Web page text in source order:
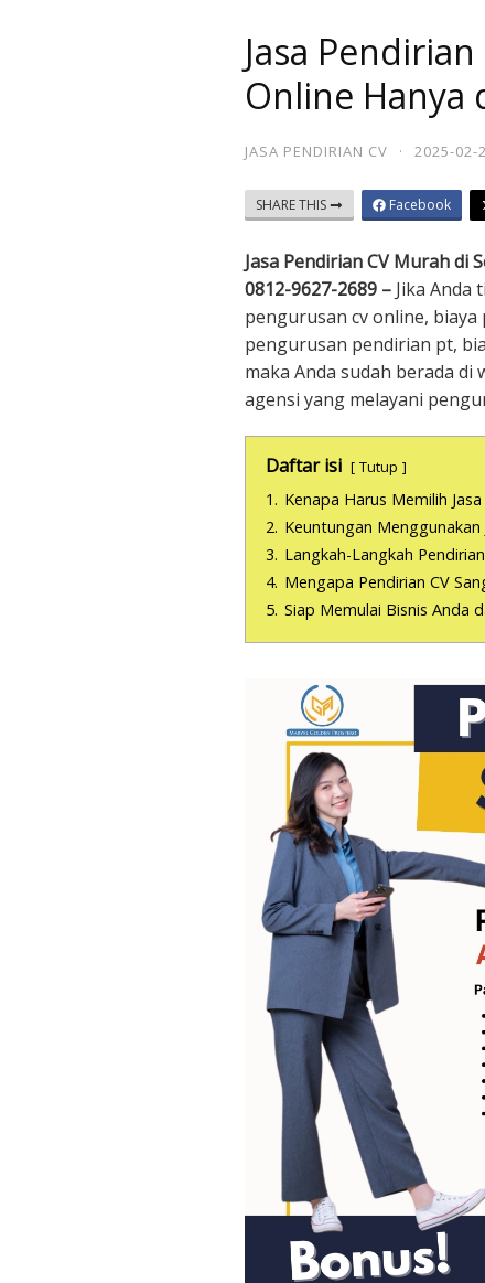
Jasa
Online Hanya
JASA PENDIRIAN CV · 2025-02-
SHARE THIS Facebook
Jasa Pendirian CV Murah di
0812-9627-2689 – Jika Anda
pengurusan cv online,
pengurusan pendirian pt,
maka Anda sudah berada
agensi yang melayani
Daftar isi Tutup
1. Kenapa Harus Memilih
2. Keuntungan Menggunakan
3. Langkah-Langkah
4. Mengapa Pendirian CV
5. Siap Memulai Bisnis Anda